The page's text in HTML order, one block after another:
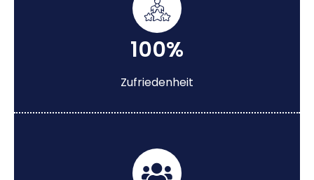
100%
Zufriedenheit